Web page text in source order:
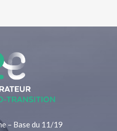
– Base du 11/19